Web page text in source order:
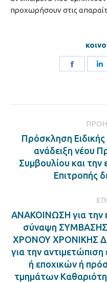
προχωρήσουν στις
Share
Πρόσκληση
ανάδειξη νέου
Συμβουλίου και
Επιτροπής
ΑΝΑΚΟΙΝΩΣΗ για την
σύναψη
ΧΡΟΝΟΥ ΧΡΟΝΙΚΗΣ
για την
ή εποχικών ή
τμημάτων